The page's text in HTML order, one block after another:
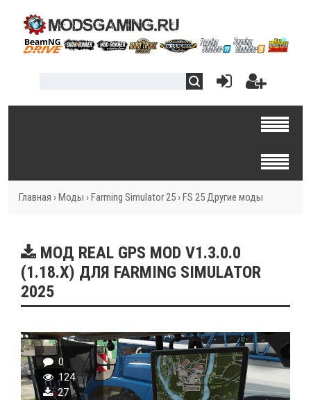
Главная › Моды › Farming Simulator 25 › FS 25 Другие моды
МОД REAL GPS MOD V1.3.0.0
(1.18.X) ДЛЯ FARMING SIMULATOR
2025
0
124
27